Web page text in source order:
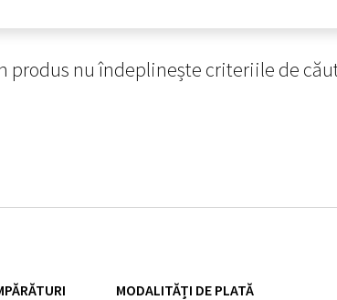
produs nu îndeplinește criteriile de
MODALITĂȚI DE PLATĂ